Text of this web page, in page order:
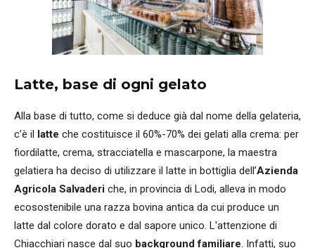
Latte, base di ogni gelato
Alla base di tutto, come si deduce già dal nome della gelateria,
c’è il
latte che costituisce il 60%-70% dei gelati alla crema: per
fiordilatte, crema, stracciatella e mascarpone, la maestra
gelatiera ha deciso di utilizzare il latte in bottiglia dell’Azienda
Agricola Salvaderi che, in provincia di Lodi, alleva in modo
ecosostenibile una razza bovina antica da cui produce un
latte dal colore dorato e dal sapore unico. L'attenzione di
Chiacchiari nasce dal suo background familiare. Infatti, suo